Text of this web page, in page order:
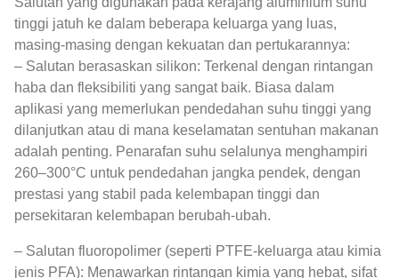
tinggi jatuh ke dalam beberapa keluarga yang luas,
masing-masing dengan kekuatan dan pertukarannya:
– Salutan berasaskan silikon: Terkenal dengan rintangan
haba dan fleksibiliti yang sangat baik. Biasa dalam
aplikasi yang memerlukan pendedahan suhu tinggi yang
dilanjutkan atau di mana keselamatan sentuhan makanan
adalah penting. Penarafan suhu selalunya menghampiri
260–300°C untuk pendedahan jangka pendek, dengan
prestasi yang stabil pada kelembapan tinggi dan
persekitaran kelembapan berubah-ubah.
– Salutan fluoropolimer (seperti PTFE-keluarga atau kimia
jenis PFA): Menawarkan rintangan kimia yang hebat, sifat